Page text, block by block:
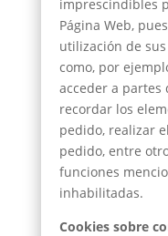
imprescindibles
Página Web,
utilización de
como, por
acceder a partes
recordar los
pedido, realizar
pedido, entre
funciones
inhabilitadas.
Cookies sobre